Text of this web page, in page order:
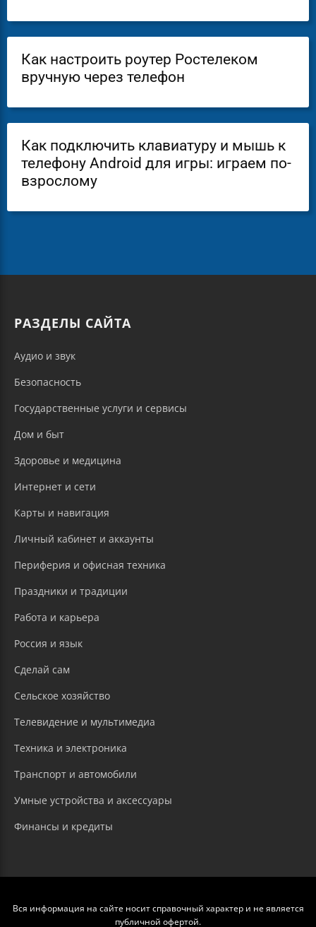
Как настроить роутер Ростелеком
вручную через телефон
Как подключить клавиатуру и мышь к
телефону Android для игры: играем по-
взрослому
РАЗДЕЛЫ САЙТА
Аудио и звук
Безопасность
Государственные услуги и сервисы
Дом и быт
Здоровье и медицина
Интернет и сети
Карты и навигация
Личный кабинет и аккаунты
Периферия и офисная техника
Праздники и традиции
Работа и карьера
Россия и язык
Сделай сам
Сельское хозяйство
Телевидение и мультимедиа
Техника и электроника
Транспорт и автомобили
Умные устройства и аксессуары
Финансы и кредиты
Вся информация на сайте носит справочный характер и не является
публичной офертой.